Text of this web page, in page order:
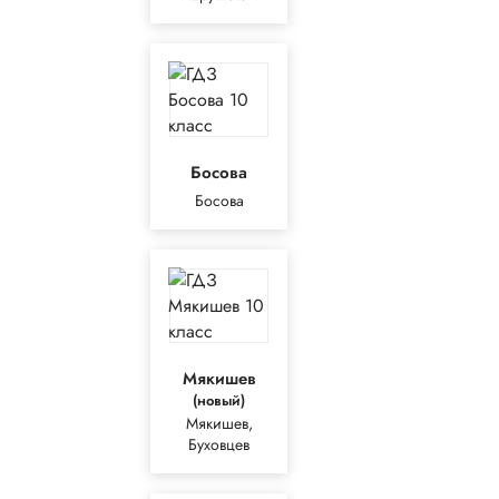
Босова
Босова
Мякишев
(новый)
Мякишев,
Буховцев